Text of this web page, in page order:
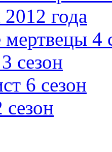
года
4
сезон
6 сезон
сезон